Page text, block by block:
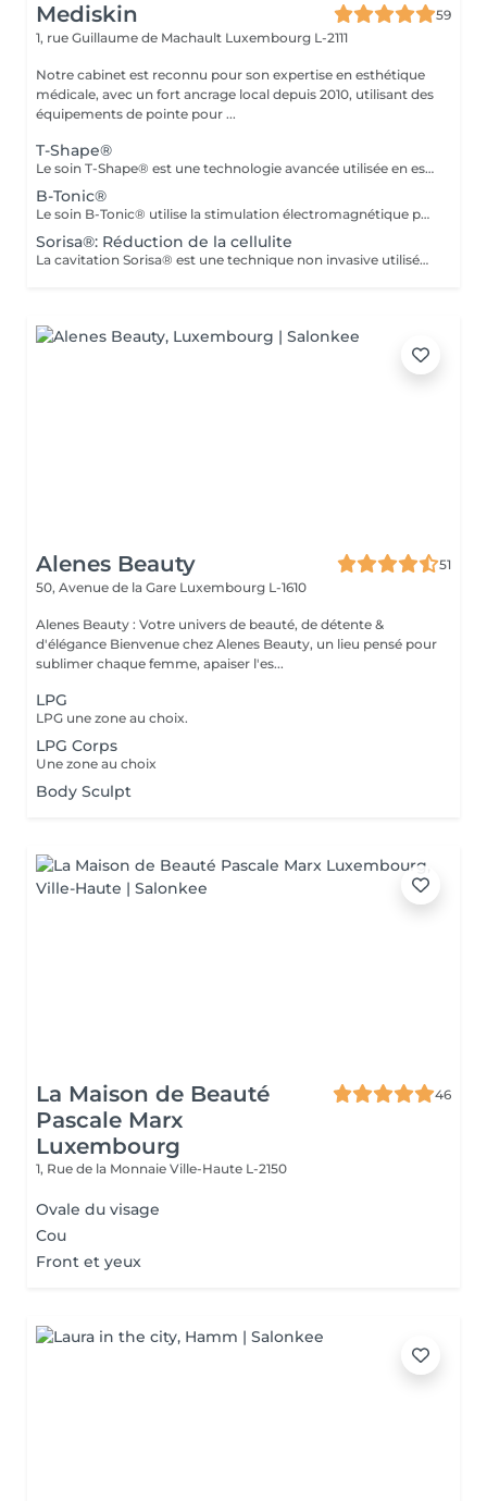
Mediskin
59
1, rue Guillaume de Machault Luxembourg L-2111
Notre cabinet est reconnu pour son expertise en esthétique
médicale, avec un fort ancrage local depuis 2010, utilisant des
équipements de pointe pour ...
T-Shape®
Le soin T-Shape® est une technologie avancée utilisée en esthétique médicale pour remodeler le corps et raffermir la peau. Il combine radiofréquence multipolaire et laser LLLT, générant une chaleur intense dans les tissus conjonctifs, y compris les cloisons fibreuses. La fonction concomitante de l'aspiration par le vide génère une augmentation immédiate de la circulation sanguine et le drainage lymphatique, tous les deux essentiels pour l'amélioration des accumulations adipeuses. Avantages : -Raffermissement de la peau -Réduction des rides et des cicatrices -Amélioration de la texture de la peau Contre-indications : -Déconseillé aux femmes enceintes ou allaitantes Lors de la première séance, nous établirons ensemble vos objectifs et déterminerons le type de soin le plus adapté à votre peau Pour toute question, contactez-nous ou réservez un rendez-vous conseil gratuit
B-Tonic®
Le soin B-Tonic® utilise la stimulation électromagnétique pour tonifier les muscles et réduire les tissus adipeux, offrant ainsi une silhouette sculptée et une peau visiblement plus ferme et tonifiée. Le centre Mediskin au Luxembourg est équipé de la machine B-Tonic® la plus performante. Une séance de 30 minutes équivaut à réaliser 36 000 contractions abdominales (crunches ou squats). Avantages : -Tonification des muscles. -Réduction des tissus adipeux. -Amélioration de la fermeté et de la tonicité de la peau. Adaptabilité : Le B-Tonic® est adapté à tous les types de peau. Contre-indications : -Déconseillé aux femmes enceintes. Lors de la première séance, nous établirons ensemble vos objectifs et déterminerons le nombre de sessions nécessaires. Pour obtenir des résultats optimaux, nous recommandons un programme de 8 séances, à raison de deux séances par semaine. Pour toute question, contactez-nous ou réservez un rendez-vous conseil gratuit.
Sorisa®: Réduction de la cellulite
La cavitation Sorisa® est une technique non invasive utilisée pour le remodelage corporel et la réduction des graisses localisées. Elle utilise des ultrasons de haute fréquence (40 kHz) et de la radiofréquence pour cibler et décomposer les cellules graisseuses sans endommager les tissus environnants. Cette méthode est une alternative efficace à la liposuccion chirurgicale. Avantages : -Raffermissement de la peau. -Excellente alternative à la liposuccion chirurgicale Contre-indications : -Déconseillé aux femmes enceintes -Stimulateurs cardiaques : Les personnes portant un stimulateur cardiaque ne doivent pas subir ce traitement en raison des interférences possibles avec l'appareil -Prothèses et implants : Les personnes avec des prothèses métalliques ou des implants dans la zone à traiter doivent éviter la cavitation Lors de la première séance, nous établirons ensemble vos objectifs et déterminerons le type de soin le plus adapté à votre peau. Pour toute question, contactez-nous ou réservez un rendez-vous conseil gratuit.
Alenes Beauty
51
50, Avenue de la Gare Luxembourg L-1610
Alenes Beauty : Votre univers de beauté, de détente &
d'élégance Bienvenue chez Alenes Beauty, un lieu pensé pour
sublimer chaque femme, apaiser l'es...
LPG
LPG une zone au choix.
LPG Corps
Une zone au choix
Body Sculpt
La Maison de Beauté
Pascale Marx
Luxembourg
46
1, Rue de la Monnaie Ville-Haute L-2150
Ovale du visage
Cou
Front et yeux